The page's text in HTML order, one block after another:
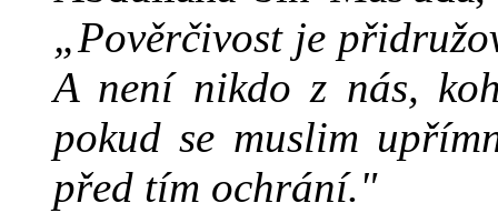
„Pověrčivost je
A není nikdo z nás,
pokud se muslim
před tím ochrání."